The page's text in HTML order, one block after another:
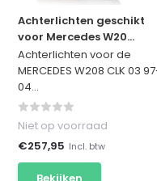
Achterlichten geschikt
voor Mercedes W20...
Achterlichten voor de
MERCEDES W208 CLK 03
04...
Niet op voorraad
€257,95 Incl. btw